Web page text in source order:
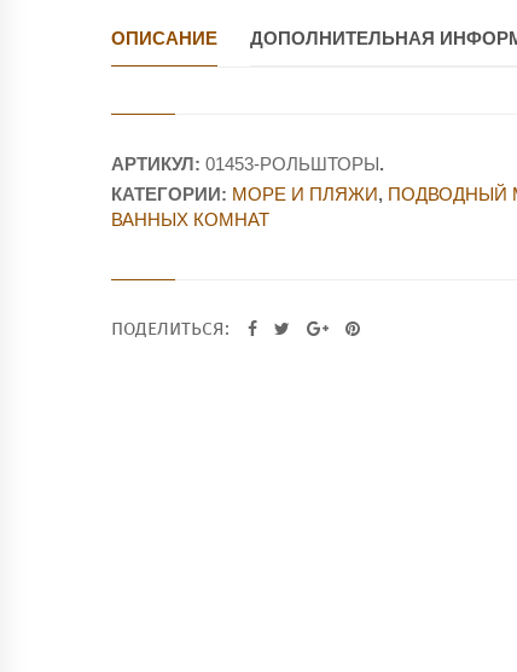
ОПИСАНИЕ ДОПОЛНИТЕЛЬНАЯ
АРТИКУЛ: 01453-РОЛЬШТОРЫ.
КАТЕГОРИИ: МОРЕ И ПЛЯЖИ, ПОДВОДНЫЙ
ВАННЫХ КОМНАТ
ПОДЕЛИТЬСЯ: